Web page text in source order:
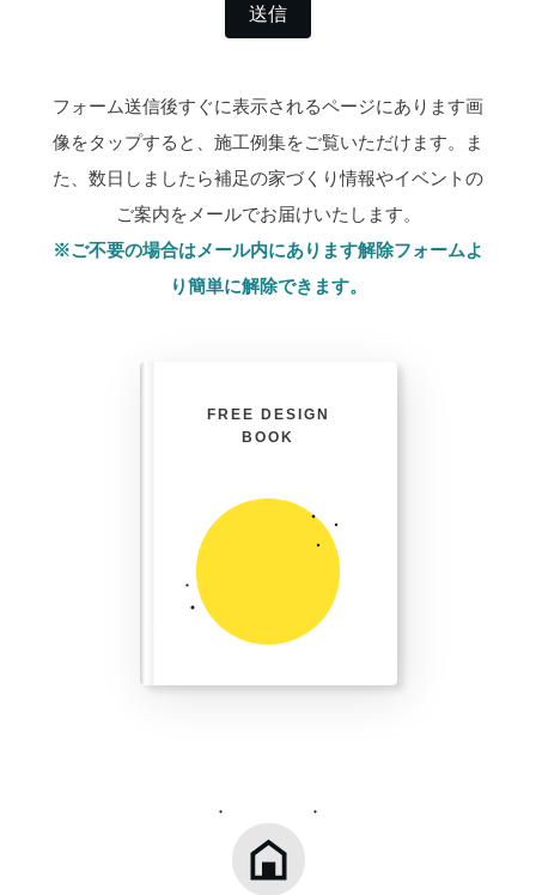
フォーム送信後すぐに表示されるページにあります画
像をタップすると、施工例集をご覧いただけます。ま
た、数日しましたら補足の家づくり情報やイベントの
ご案内をメールでお届けいたします。
※ご不要の場合はメール内にあります解除フォームよ
り簡単に解除できます。
FREE DESIGN
BOOK